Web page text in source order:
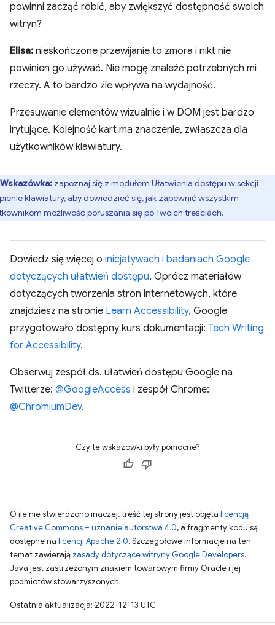
powinni zacząć robić, aby zwiększyć dostępność swoich
witryn?
Elisa: nieskończone przewijanie to zmora i nikt nie
powinien go używać. Nie mogę znaleźć potrzebnych mi
rzeczy. A to bardzo źle wpływa na wydajność.
Przesuwanie elementów wizualnie i w DOM jest bardzo
irytujące. Kolejność kart ma znaczenie, zwłaszcza dla
użytkowników klawiatury.
Wskazówka: ​​zapoznaj się z modułem Ułatwienia dostępu w sekcji
klawiatury, aby dowiedzieć się, jak zapewnić wszystkim
możliwość poruszania się po Twoich treściach.
Dowiedz się więcej o inicjatywach i badaniach Google
dotyczących ułatwień dostępu. Oprócz materiałów
dotyczących tworzenia stron internetowych, które
znajdziesz na stronie Learn Accessibility, Google
przygotowało dostępny kurs dokumentacji: Tech Writing
for Accessibility.
Obserwuj zespół ds. ułatwień dostępu Google na
Twitterze: @GoogleAccess i zespół Chrome:
@ChromiumDev.
Czy te wskazówki były pomocne?
O ile nie stwierdzono inaczej, treść tej strony jest objęta licencją
Creative Commons – uznanie autorstwa 4.0, a fragmenty kodu są
dostępne na licencji Apache 2.0. Szczegółowe informacje na ten
temat zawierają zasady dotyczące witryny Google Developers.
Java jest zastrzeżonym znakiem towarowym firmy Oracle i jej
podmiotów stowarzyszonych.
Ostatnia aktualizacja: 2022-12-13 UTC.